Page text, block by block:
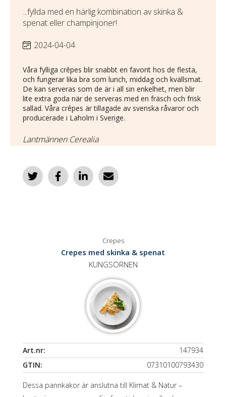
...fyllda med en härlig kombination av skinka &
spenat eller champinjoner!
2024-04-04
Våra fylliga crêpes blir snabbt en favorit hos de flesta,
och fungerar lika bra som lunch, middag och kvällsmat.
De kan serveras som de är i all sin enkelhet, men blir
lite extra goda när de serveras med en fräsch och frisk
sallad. Våra crêpes är tillagade av svenska råvaror och
producerade i Laholm i Sverige.
Lantmännen Cerealia
Crepes
Crepes med skinka & spenat
KUNGSÖRNEN
Art.nr:
147934
GTIN:
07310100793430
Dessa pannkakor är anslutna till Klimat & Natur –